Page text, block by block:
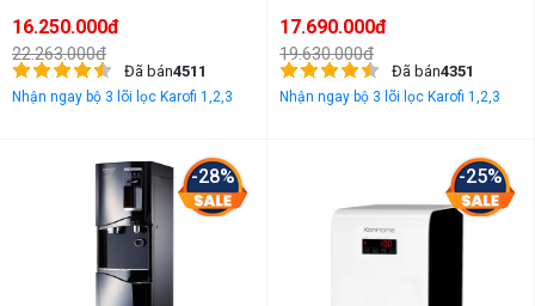
16.250.000đ
22.263.000đ
Đã bán4511
Nhận ngay bộ 3 lõi lọc Karofi 1,2,3
17.690.000đ
19.630.000đ
Đã bán4351
Nhận ngay bộ 3 lõi lọc Karofi 1,2,3
-28% -25%